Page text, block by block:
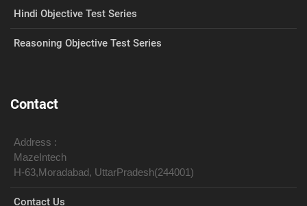
Hindi Objective Test Series
Reasoning Objective Test Series
Contact
Address :
MazeIntech
H-63,Moradabad, UttarPradesh(244001)
Contact Us